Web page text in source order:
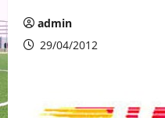
admin
29/04/2012